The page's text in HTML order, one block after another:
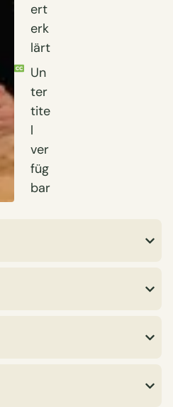
ert
erk
lärt
Un
ter
tite
l
ver
füg
bar